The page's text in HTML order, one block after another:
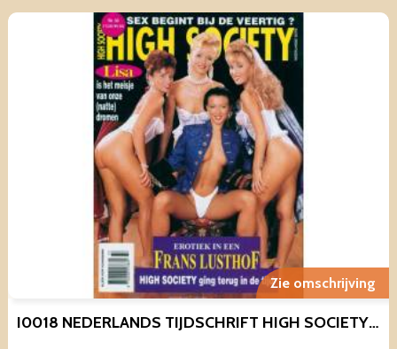
Zie omschrijving
I0018 NEDERLANDS TIJDSCHRIFT HIGH SOCIETY NR 33 1993